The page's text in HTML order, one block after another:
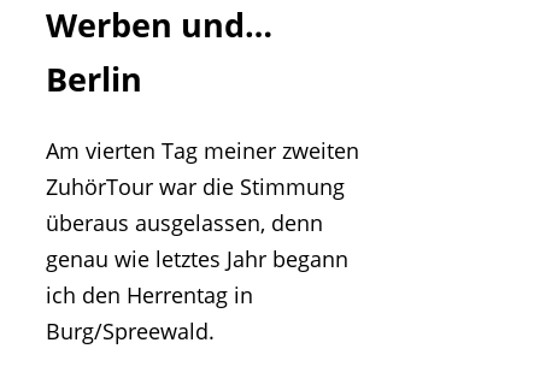
Werben und…
Berlin
Am vierten Tag meiner zweiten
ZuhörTour war die Stimmung
überaus ausgelassen, denn
genau wie letztes Jahr begann
ich den Herrentag in
Burg/Spreewald.